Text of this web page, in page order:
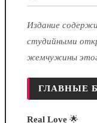
Издание
студийными
жемчужины
ГЛАВНЫЕ
Real Love 🌟